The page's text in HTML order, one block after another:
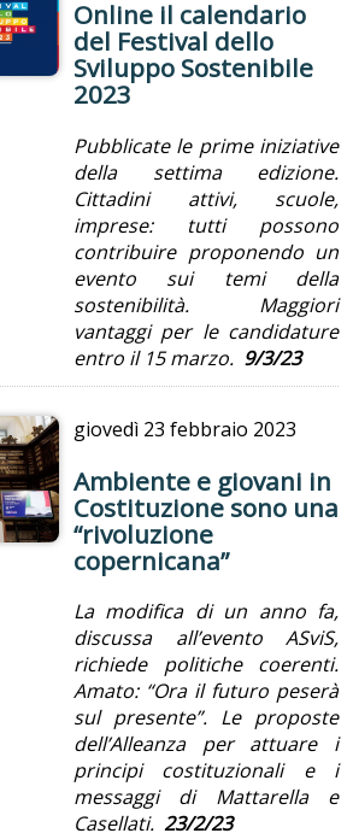
Online il calendario
del Festival dello
Sviluppo Sostenibile
2023
Pubblicate le prime iniziative
della settima edizione.
Cittadini attivi, scuole,
imprese: tutti possono
contribuire proponendo un
evento sui temi della
sostenibilità. Maggiori
vantaggi per le candidature
entro il 15 marzo. 9/3/23
giovedì 23 febbraio 2023
Ambiente e giovani in
Costituzione sono una
“rivoluzione
copernicana”
La modifica di un anno fa,
discussa all’evento ASviS,
richiede politiche coerenti.
Amato: “Ora il futuro peserà
sul presente”. Le proposte
dell’Alleanza per attuare i
principi costituzionali e i
messaggi di Mattarella e
Casellati. 23/2/23